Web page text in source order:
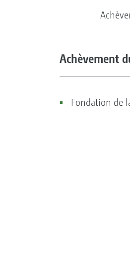
Achèvement
Fondation de